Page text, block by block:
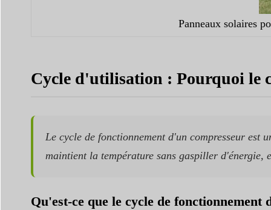
Panneaux solaires
Cycle d'utilisation : Pourquoi le
Le cycle de fonctionnement d'un compresseur est
maintient la température sans gaspiller d'énergie,
Qu'est-ce que le cycle de fonctionnement